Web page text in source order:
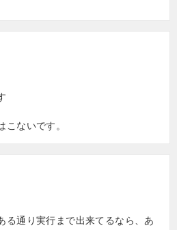
こないです。
る通り実行まで出来てるなら、あ